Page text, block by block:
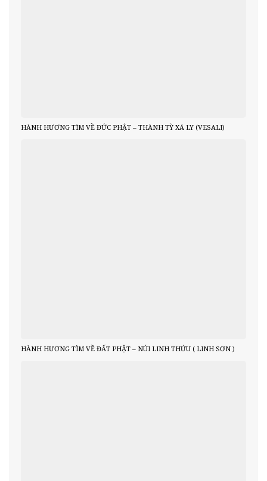
HÀNH HƯƠNG TÌM VỀ ĐỨC PHẬT – THÀNH TỲ XÁ LY (VESALI)
HÀNH HƯƠNG TÌM VỀ ĐẤT PHẬT – NÚI LINH THỨU ( LINH SƠN )